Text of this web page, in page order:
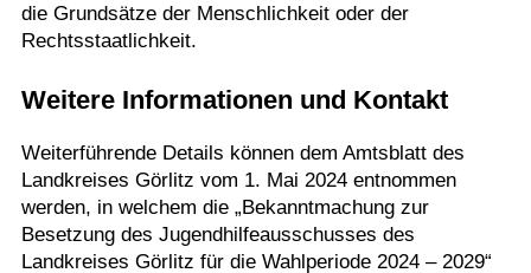
die Grundsätze der Menschlichkeit oder der
Rechtsstaatlichkeit.
Weitere Informationen und Kontakt
Weiterführende Details können dem Amtsblatt des
Landkreises Görlitz vom 1. Mai 2024 entnommen
werden, in welchem die „Bekanntmachung zur
Besetzung des Jugendhilfeausschusses des
Landkreises Görlitz für die Wahlperiode 2024 – 2029“